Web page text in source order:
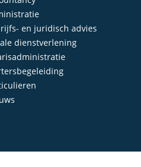
en juridisch advies
dienstverlening